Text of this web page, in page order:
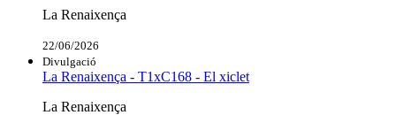
La Renaixença
22/06/2026
Divulgació
La Renaixença - T1xC168 - El xiclet
La Renaixença